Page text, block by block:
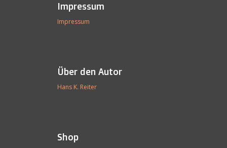
Impressum
Impressum
Über den Autor
Hans K. Reiter
Shop